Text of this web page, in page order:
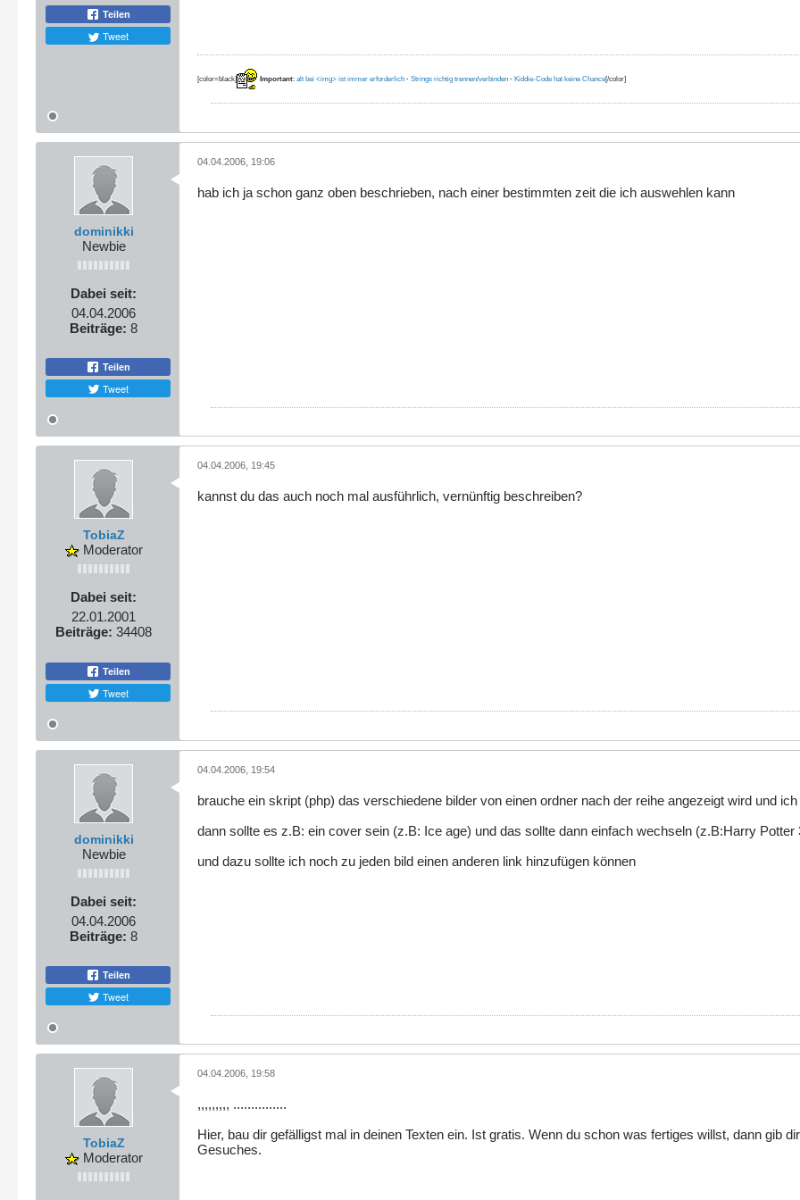
Teilen
Tweet
[color=black] Important: alt bei <img> ist immer erforderlich · Strings richtig trennen/verbinden · Kiddie-Code hat keine Chance[/color]
dominikki
Newbie
Dabei seit:
04.04.2006
Beiträge: 8
Teilen
Tweet
04.04.2006, 19:06
hab ich ja schon ganz oben beschrieben, nach einer bestimmten zeit die ich auswehlen kann
TobiaZ
Moderator
Dabei seit:
22.01.2001
Beiträge: 34408
Teilen
Tweet
04.04.2006, 19:45
kannst du das auch noch mal ausführlich, vernünftig beschreiben?
dominikki
Newbie
Dabei seit:
04.04.2006
Beiträge: 8
Teilen
Tweet
04.04.2006, 19:54
brauche ein skript (php) das verschiedene bilder von einen ordner nach der reihe angezeigt wird und
dann sollte es z.B: ein cover sein (z.B: Ice age) und das sollte dann einfach wechseln (z.B:Harry
und dazu sollte ich noch zu jeden bild einen anderen link hinzufügen können
TobiaZ
Moderator
04.04.2006, 19:58
,,,,,,,,, ...............
Hier, bau dir gefälligst mal in deinen Texten ein. Ist gratis. Wenn du schon was fertiges willst, dann gib
Gesuches.